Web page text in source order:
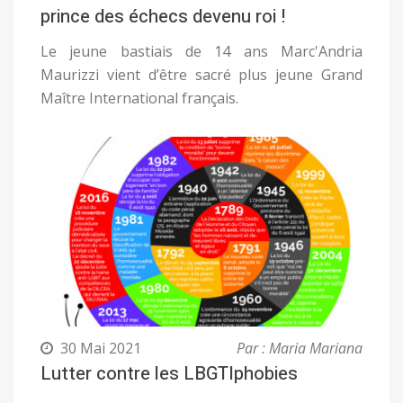
prince des échecs devenu roi !
Le jeune bastiais de 14 ans Marc'Andria
Maurizzi vient d’être sacré plus jeune Grand
Maître International français.
30 Mai 2021 Par : Maria Mariana
Lutter contre les LBGTIphobies